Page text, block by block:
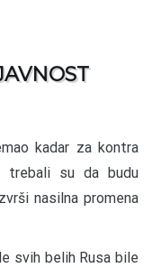
kadar za kontra
trebali su da budu
nasilna promena
svih belih Rusa bile